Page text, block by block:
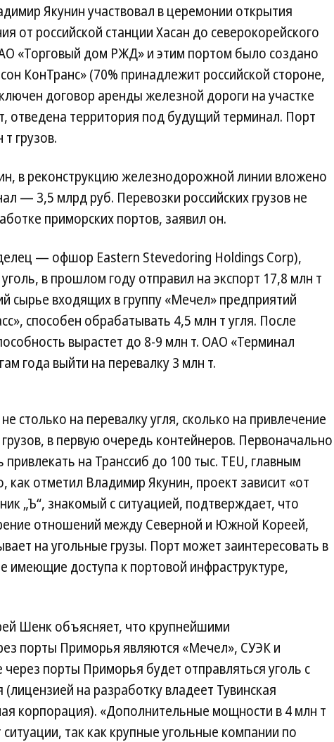
Якунин участвовал в церемонии открытия
от российской станции Хасан до северокорейского
«Торговый дом РЖД» и этим портом было создано
КонТранс» (70% принадлежит российской стороне,
договор аренды железной дороги на участке
отведена территория под будущий терминал. Порт
грузов.
в реконструкцию железнодорожной линии вложено
— 3,5 млрд руб. Перевозки российских грузов не
приморских портов, заявил он.
— офшор Eastern Stevedoring Holdings Corp),
в прошлом году отправил на экспорт 17,8 млн т
сырье входящих в группу «Мечел» предприятий
способен обрабатывать 4,5 млн т угля. После
вырастет до 8-9 млн т. ОАО «Терминал
года выйти на перевалку 3 млн т.
столько на перевалку угля, сколько на привлечение
в первую очередь контейнеров. Первоначально
на Транссиб до 100 тыс. TEU, главным
отметил Владимир Якунин, проект зависит «от
„Ъ“, знакомый с ситуацией, подтверждает, что
отношений между Северной и Южной Кореей,
на угольные грузы. Порт может заинтересовать в
имеющие доступа к портовой инфраструктуре,
Шенк объясняет, что крупнейшими
порты Приморья являются «Мечел», СУЭК и
через порты Приморья будет отправляться уголь с
на разработку владеет Тувинская
корпорация). «Дополнительные мощности в 4 млн т
так как крупные угольные компании по